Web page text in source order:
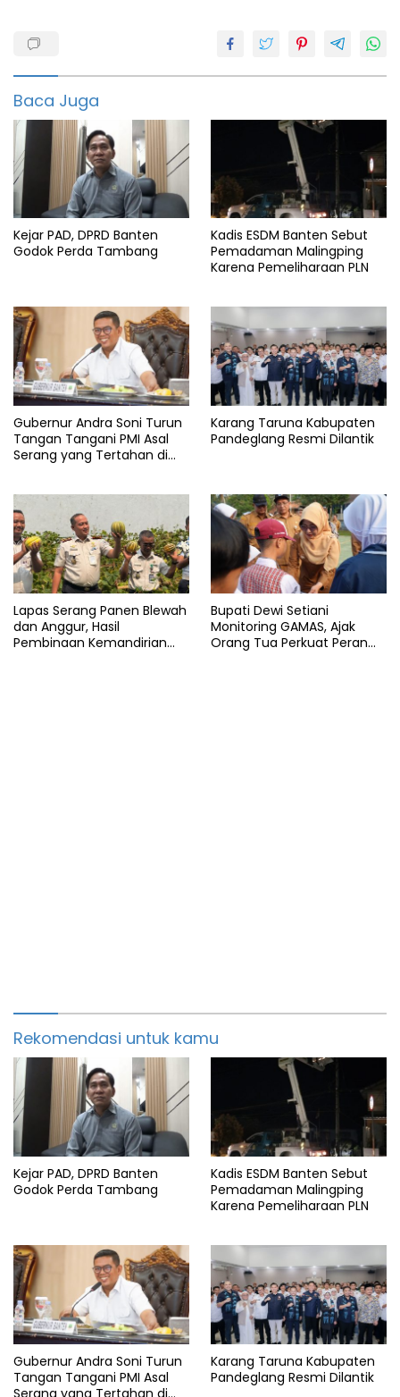
kibin
Normalisasi
serang
Sungai
Baca Juga
Kejar PAD, DPRD Banten
Godok Perda Tambang
Kadis ESDM Banten Sebut
Pemadaman Malingping
Karena Pemeliharaan PLN
Gubernur Andra Soni Turun
Tangan Tangani PMI Asal
Serang yang Tertahan di
Karang Taruna Kabupaten
Pandeglang Resmi Dilantik
Lapas Serang Panen Blewah
dan Anggur, Hasil
Pembinaan Kemandirian
Bupati Dewi Setiani
Monitoring GAMAS, Ajak
Orang Tua Perkuat Peran
Rekomendasi untuk kamu
Kejar PAD, DPRD Banten
Godok Perda Tambang
Kadis ESDM Banten Sebut
Pemadaman Malingping
Karena Pemeliharaan PLN
Gubernur Andra Soni Turun
Tangan Tangani PMI Asal
Serang yang Tertahan di
Karang Taruna Kabupaten
Pandeglang Resmi Dilantik